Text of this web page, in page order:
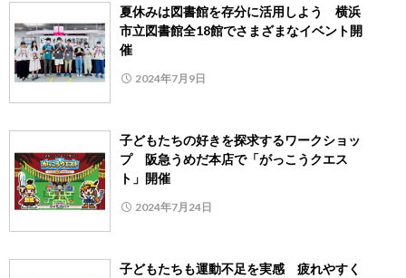
夏休みは図書館を存分に活用しよう 横浜
市立図書館全18館でさまざまなイベント開
催
2024年7月9日
子どもたちの好きを探求するワークショッ
プ 阪急うめだ本店で「がっこうクエス
ト」開催
2024年7月24日
子どもたちも運動不足を実感 疲れやすく